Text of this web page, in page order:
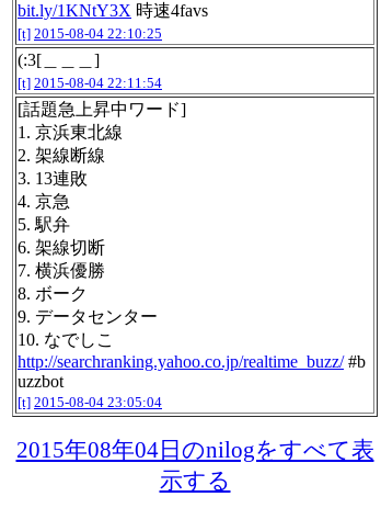
bit.ly/1KNtY3X 時速4favs
[t] 2015-08-04 22:10:25
(:3[＿＿＿]
[t] 2015-08-04 22:11:54
[話題急上昇中ワード]
1. 京浜東北線
2. 架線断線
3. 13連敗
4. 京急
5. 駅弁
6. 架線切断
7. 横浜優勝
8. ボーク
9. データセンター
10. なでしこ
http://searchranking.yahoo.co.jp/realtime_buzz/#b
uzzbot
[t] 2015-08-04 23:05:04
2015年08年04日のnilogをすべて表
示する